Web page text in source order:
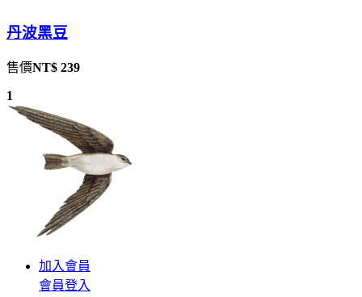
丹波黑豆
售價NT$ 239
1
加入會員
會員登入